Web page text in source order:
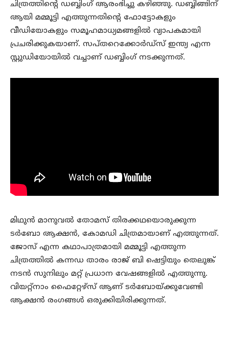
ചിത്രത്തിന്റെ ഡബ്ബിംഗ് ആരംഭിച്ചു കഴിഞ്ഞു. ഡബ്ബിങ്ങിന്
ആയി മമ്മൂട്ടി എത്തുന്നതിന്റെ ഫോട്ടോകളും
വീഡിയോകളും സമൂഹമാധ്യമങ്ങളില്‍ വ്യാപകമായി
പ്രചരിക്കുകയാണ്. സപ്തറെക്കോര്‍ഡ്‌സ് ഇന്ത്യ എന്ന
സ്റ്റുഡിയോയില്‍ വച്ചാണ് ഡബ്ബിംഗ് നടക്കുന്നത്.
മിഥുന്‍ മാനുവല്‍ തോമസ് തിരക്കഥയൊരുക്കുന്ന
ടര്‍ബോ ആക്ഷന്‍, കോമഡി ചിത്രമായാണ് എത്തുന്നത്.
ജോസ് എന്ന കഥാപാത്രമായി മമ്മൂട്ടി എത്തുന്ന
ചിത്രത്തില്‍ കന്നഡ താരം രാജ് ബി ഷെട്ടിയും തെലുങ്ക്
നടന്‍ സുനിലും മറ്റ് പ്രധാന വേഷങ്ങളില്‍ എത്തുന്നു.
വിയറ്റ്നാം ഫൈറ്റേഴ്സ് ആണ് ടര്‍ബോയ്ക്കുവേണ്ടി
ആക്ഷന്‍ രംഗങ്ങള്‍ ഒരുക്കിയിരിക്കുന്നത്.